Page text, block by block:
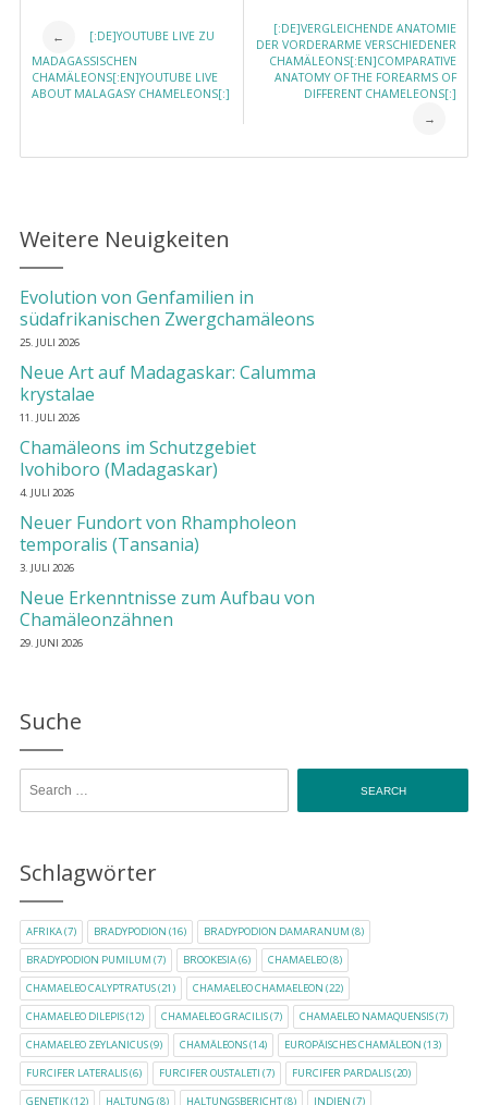
Post navigation
←
[:DE]YOUTUBE LIVE ZU
MADAGASSISCHEN
CHAMÄLEONS[:EN]YOUTUBE LIVE
ABOUT MALAGASY CHAMELEONS[:]
[:DE]VERGLEICHENDE ANATOMIE
DER VORDERARME VERSCHIEDENER
CHAMÄLEONS[:EN]COMPARATIVE
ANATOMY OF THE FOREARMS OF
DIFFERENT CHAMELEONS[:]
→
Weitere Neuigkeiten
Evolution von Genfamilien in
südafrikanischen Zwergchamäleons
25. JULI 2026
Neue Art auf Madagaskar: Calumma
krystalae
11. JULI 2026
Chamäleons im Schutzgebiet
Ivohiboro (Madagaskar)
4. JULI 2026
Neuer Fundort von Rhampholeon
temporalis (Tansania)
3. JULI 2026
Neue Erkenntnisse zum Aufbau von
Chamäleonzähnen
29. JUNI 2026
Suche
Schlagwörter
AFRIKA(7) BRADYPODION (16) BRADYPODION DAMARANUM (8)
BRADYPODION PUMILUM (7) BROOKESIA(6) CHAMAELEO(8)
CHAMAELEO CALYPTRATUS(21) CHAMAELEO CHAMAELEON (22)
CHAMAELEO DILEPIS(12) CHAMAELEO GRACILIS(7) CHAMAELEO NAMAQUENSIS(7)
CHAMAELEO ZEYLANICUS(9) CHAMÄLEONS(14) EUROPÄISCHES CHAMÄLEON (13)
FURCIFER LATERALIS(6) FURCIFER OUSTALETI (7) FURCIFER PARDALIS(20)
GENETIK(12) HALTUNG (8) HALTUNGSBERICHT(8) INDIEN (7)